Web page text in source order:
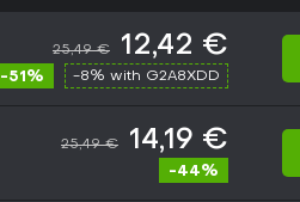
25,49 € 12,42 €
-51% -8% with G2A8XDD
25,49 € 14,19 €
-44%